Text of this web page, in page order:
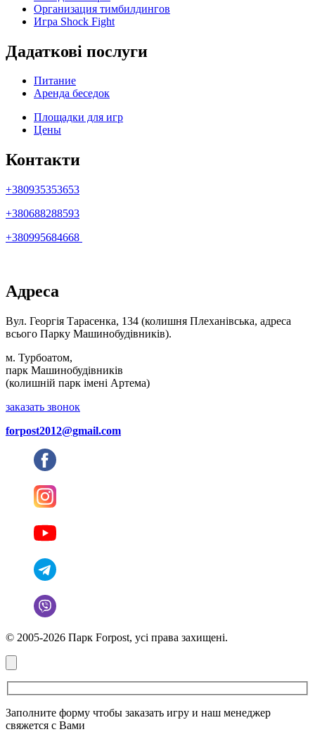
Организация тимбилдингов
Игра Shock Fight
Дадаткові послуги
Питание
Аренда беседок
Площадки для игр
Цены
Контакти
+380935353653
+380688288593
+380995684668
Адреса
Вул. Георгія Тарасенка, 134 (колишня Плеханівська, адреса
всього Парку Машинобудівників).
м. Турбоатом,
парк Машинобудівників
(колишній парк імені Артема)
заказать звонок
forpost2012@gmail.com
© 2005-2026 Парк Forpost, усі права захищені.
Заполните форму чтобы заказать игру и наш менеджер
свяжется с Вами